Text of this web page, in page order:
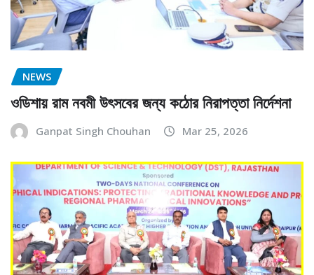
NEWS
ওডিশায় রাম নবমী উৎসবের জন্য কঠোর নিরাপত্তা নির্দেশনা
Ganpat Singh Chouhan Mar 25, 2026